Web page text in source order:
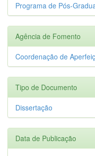
Programa de Pós-
Agência de Fomento
Coordenação de
Tipo de Documento
Dissertação
Data de Publicação